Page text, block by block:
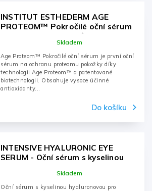
INSTITUT ESTHEDERM AGE
PROTEOM™ Pokročilé oční sérum
pro ochranu proteinů a mládí pleti
Skladem
Do košíku
Age Proteom™ Pokročilé oční sérum je první oční
sérum na ochranu proteomu pokožky díky
technologii Age Proteom™ a patentované
biotechnologii. Obsahuje vysoce účinné
antioxidanty...
INTENSIVE HYALURONIC EYE
SERUM - Oční sérum s kyselinou
hydrataci - 15ml, tuba
Skladem
Oční sérum s kyselinou hyaluronovou pro